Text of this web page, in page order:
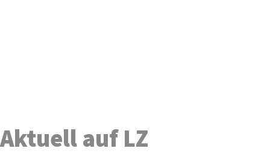
Aktuell auf LZ